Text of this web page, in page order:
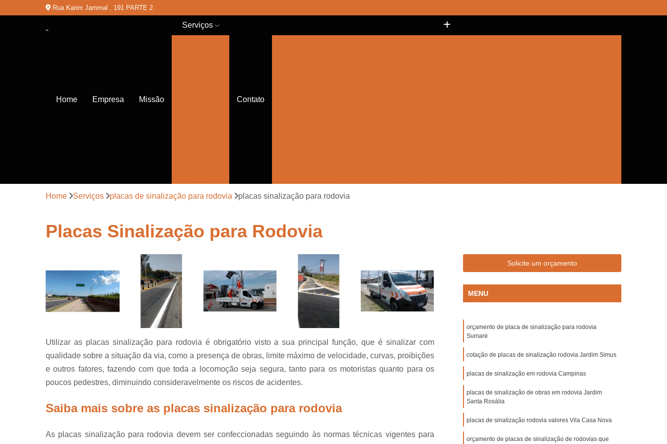
Rua Karim Jammal , 191 PARTE 2
Home Empresa Missão
Serviços
Placas de
segurança
Placas de
Sinalização
de obra
Sinalização
horizontal
Sinalização
viária
Sinalizações
verticais
Tachões
Contato
Cone Sinalizador de Trânsito
Empresa de Sinalização de Rodovias
Empresa de Sinalização Vertical
Empresa de Sinalização Viária
Empresa Sinalização
Empresa Sinalização de Trânsito
Lombada com Faixa de Pedestre
Lombada de Borracha para Condomínio
Lombada de Rua
Lombada Elevada
Lombada para Estacionamento
Lombada para Garagem
Lombada Quebra Mola
Lombada Trânsito
Pintura de Sinalização
Pintura de Sinalização Viária
Pintura Placa de Sinalização
Pintura Sinalização
Pintura Sinalização Horizontal
Pintura Sinalização Tipo Horizontal
Placa de Sinalização de Segurança
Placas de Sinalização de Segurança Bombeiros
Home Serviços placas de sinalização para rodovia placas sinalização para rodovia
Placas Sinalização para Rodovia
Utilizar as placas sinalização para rodovia é obrigatório visto a sua principal função, que é sinalizar com
qualidade sobre a situação da via, como a presença de obras, limite máximo de velocidade, curvas, proibições
e outros fatores, fazendo com que toda a locomoção seja segura, tanto para os motoristas quanto para os
poucos pedestres, diminuindo consideravelmente os riscos de acidentes.
Saiba mais sobre as placas sinalização para rodovia
As placas sinalização para rodovia devem ser confeccionadas seguindo às normas técnicas vigentes para
Solicite um orçamento
MENU
orçamento de placa de sinalização para rodovia
Sumaré
cotação de placas de sinalização rodovia Jardim Simus
placas de sinalização em rodovia Campinas
placas de sinalização de obras em rodovia Jardim
Santa Rosália
placas de sinalização rodovia valores Vila Casa Nova
orçamento de placas de sinalização de rodovias que